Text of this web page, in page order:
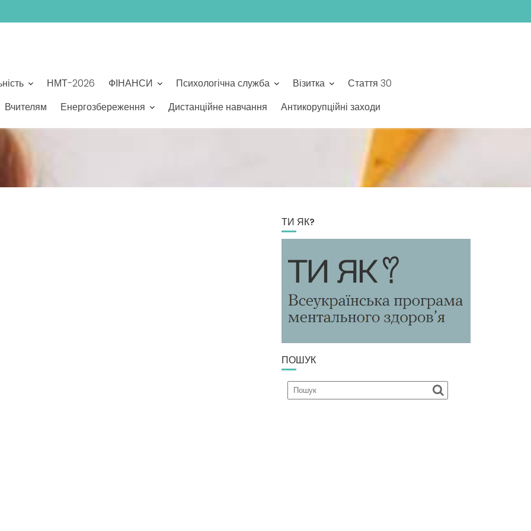
НМТ-2026 ФІНАНСИ Психологічна служба Візитка
Стаття 30
Вчителям Енергозбереження Дистанційне навчання Антикорупційні заходи
ТИ ЯК?
ПОШУК